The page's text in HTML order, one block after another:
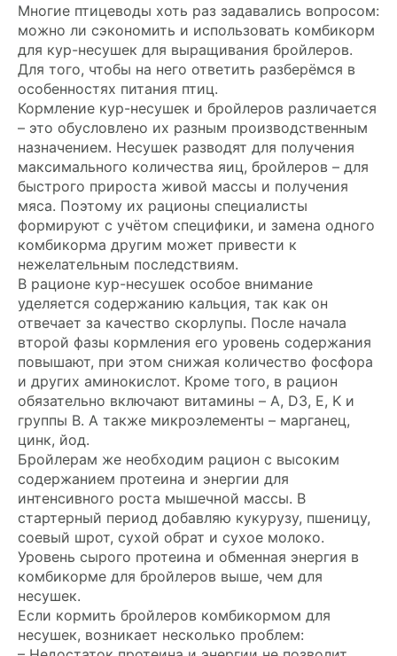
Многие птицеводы хоть раз задавались вопросом:
можно ли сэкономить и использовать комбикорм
для кур-несушек для выращивания бройлеров.
Для того, чтобы на него ответить разберёмся в
особенностях питания птиц.
Кормление кур-несушек и бройлеров различается
– это обусловлено их разным производственным
назначением. Несушек разводят для получения
максимального количества яиц, бройлеров – для
быстрого прироста живой массы и получения
мяса. Поэтому их рационы специалисты
формируют с учётом специфики, и замена одного
комбикорма другим может привести к
нежелательным последствиям.
В рационе кур-несушек особое внимание
уделяется содержанию кальция, так как он
отвечает за качество скорлупы. После начала
второй фазы кормления его уровень содержания
повышают, при этом снижая количество фосфора
и других аминокислот. Кроме того, в рацион
обязательно включают витамины – A, D3, E, K и
группы B. А также микроэлементы – марганец,
цинк, йод.
Бройлерам же необходим рацион с высоким
содержанием протеина и энергии для
интенсивного роста мышечной массы. В
стартерный период добавляю кукурузу, пшеницу,
соевый шрот, сухой обрат и сухое молоко.
Уровень сырого протеина и обменная энергия в
комбикорме для бройлеров выше, чем для
несушек.
Если кормить бройлеров комбикормом для
несушек, возникает несколько проблем:
+7 495 223 18 14
ПРАЙС-ЛИСТ
КАЛЬКУЛЯТОР КОМБИКОРМА